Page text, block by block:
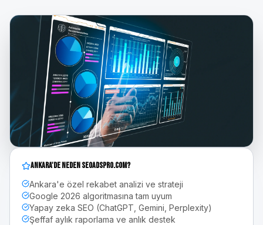
Ankara'de Neden seoadspro.com?
Ankara'e özel rekabet analizi ve strateji
Google 2026 algoritmasına tam uyum
Yapay zeka SEO (ChatGPT, Gemini, Perplexity)
Şeffaf aylık raporlama ve anlık destek